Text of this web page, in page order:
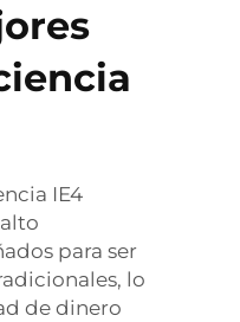
IE4
para ser
lo
de dinero